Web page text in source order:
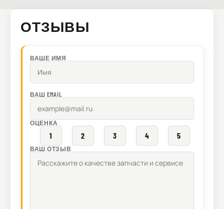
ОТЗЫВЫ
ВАШЕ ИМЯ
ВАШ EMAIL
ОЦЕНКА
1 2 3 4 5
ВАШ ОТЗЫВ